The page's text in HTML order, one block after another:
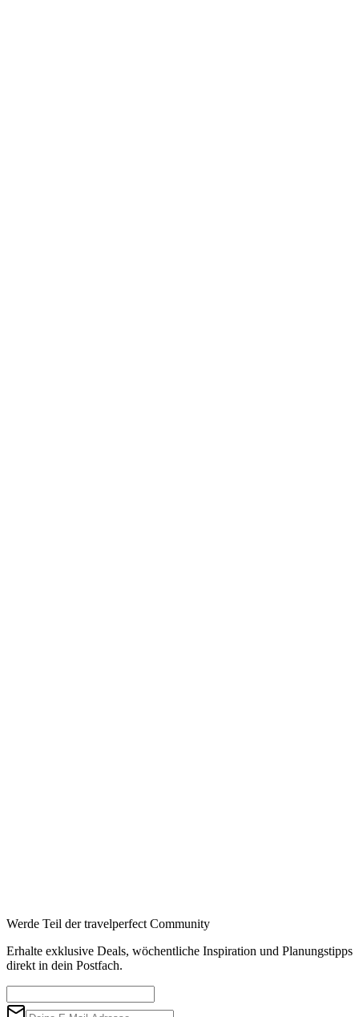
Werde Teil der travelperfect Community
Erhalte exklusive Deals, wöchentliche Inspiration und Planungstipps
direkt in dein Postfach.